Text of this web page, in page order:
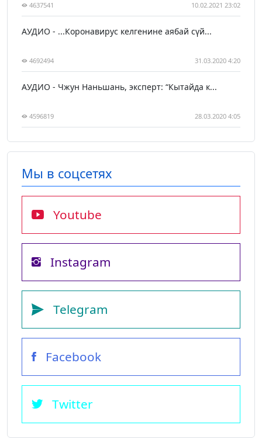
4637541 10.02.2021 23:02
АУДИО - ...Коронавирус келгенине аябай сүй...
4692494 31.03.2020 4:20
АУДИО - Чжун Наньшань, эксперт: “Кытайда к...
4596819 28.03.2020 4:05
Мы в соцсетях
Youtube
Instagram
Telegram
Facebook
Twitter